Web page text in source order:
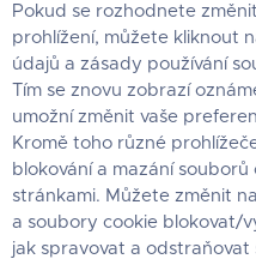
Pokud se rozhodnete
prohlížení, můžete kliknout
údajů a zásady používání
Tím se znovu zobrazí
umožní změnit vaše
Kromě toho různé
blokování a mazání
stránkami. Můžete změnit
a soubory cookie blokovat/
jak spravovat a